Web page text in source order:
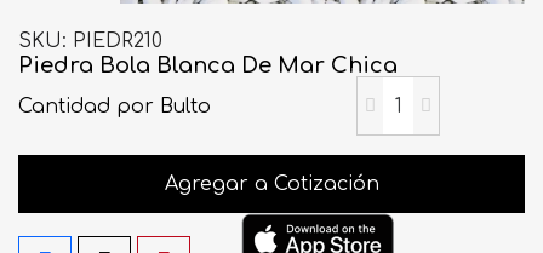
SKU PIEDR210
Piedra Bola Blanca De Mar Chica
Cantidad por Bulto
Agregar a Cotización